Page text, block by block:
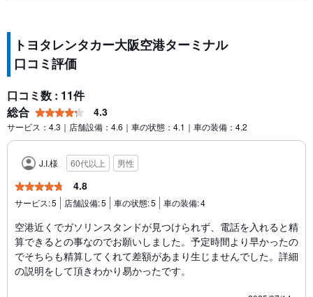
トヨタレンタカー大阪空港ターミナル
口コミ評価
口コミ数 : 11件
総合
4.3
サービス：4.3｜店舗設備：4.6｜車の状態：4.1｜車の装備：4.2
J.I.様 60代以上 男性
4.8
サービス:5 店舗設備:5 車の状態:5 車の装備:4
空港近くでガソリンスタンドが見つけられず、電話を入れると精
算できるとの事なのでお願いしました。予定時間より早かったの
でそちらも精算してくれて差額があまり生じませんでした。詳細
の説明をして頂きわかり易かったです。